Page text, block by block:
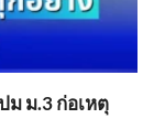
ม.3 ก่อเหตุ